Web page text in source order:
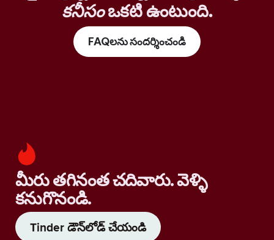
కనీసంఒకటి ఉంటుంది.
FAQలను సందర్శించండి
మీరు తగినంత చదివారు. వెళ్ళి
కనుగొనండి.
Tinder డౌన్‌లోడ్ చేయండి